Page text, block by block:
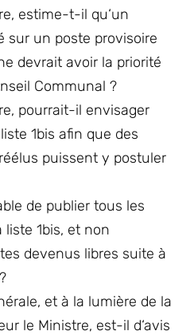
estime-t-il qu‘un
sur un poste provisoire
devrait avoir la priorité
Communal ?
pourrait-il envisager
1bis afin que des
puissent y postuler
de publier tous les
liste 1bis, et non
devenus libres suite à
et à la lumière de la
le Ministre, est-il d‘avis